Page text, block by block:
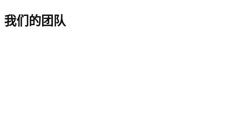
我们的团队